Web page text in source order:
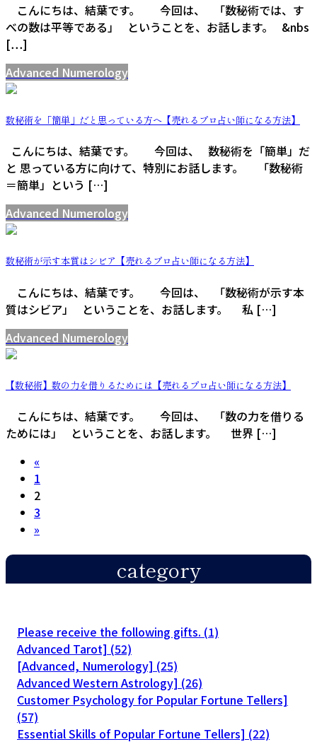
こんにちは、結葉です。 今回は、 「数秘術では、す
べの数は平等である」 ということを、お話します。 &nbs
[…]
Advanced Numerology
数秘術を「簡単」だと思っている方へ【売れるプロ占い師になる方法】
こんにちは、結葉です。 今回は、 数秘術を「簡単」だ
と 思っている方に向けて、特別にお話します。 「数秘術
＝簡単」という […]
Advanced Numerology
数秘術が示す本質はシビア【売れるプロ占い師になる方法】
こんにちは、結葉です。 今回は、 「数秘術が示す本
質はシビア」 ということを、お話します。 私 […]
Advanced Numerology
【数秘術】数の力を借りるためには【売れるプロ占い師になる方法】
こんにちは、結葉です。 今回は、 「数の力を借りる
ためには」 ということを、お話します。 世界 […]
Posts
pagination
«
Page
1
Page
2
Page
3
»
category
Please receive the following gifts. (1)
Advanced Tarot] (52)
[Advanced, Numerology] (25)
Advanced Western Astrology] (26)
Customer Psychology for Popular Fortune Tellers]
(57)
Essential Skills of Popular Fortune Tellers] (22)